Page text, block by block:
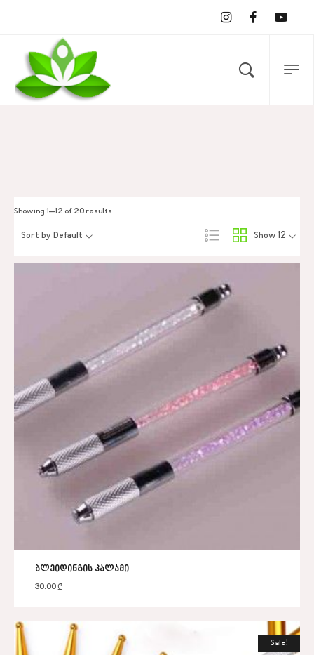
Showing 1–12 of 20 results
Show 12
Sort by Default
ბლეიდინგის კალამი
30.00₾
Sale!